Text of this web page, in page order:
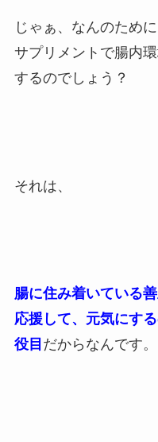
じゃぁ、なんのために
サプリメントで腸内
するのでしょう？
それは、
腸に住み着いている
応援して、元気にす
役目 だからなんです。